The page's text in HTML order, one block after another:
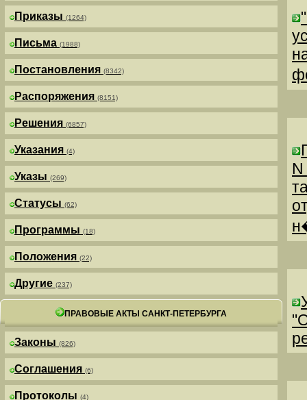
Приказы (1264)
Письма (1988)
Постановления (8342)
Распоряжения (8151)
Решения (6857)
Указания (4)
Указы (269)
Статусы (62)
Программы (18)
Положения (22)
Другие (237)
ПРАВОВЫЕ АКТЫ САНКТ-ПЕТЕРБУРГА
Законы (826)
Соглашения (6)
Протоколы (4)